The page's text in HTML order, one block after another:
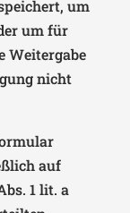
um
um für
Weitergabe
nicht
auf
1 lit. a